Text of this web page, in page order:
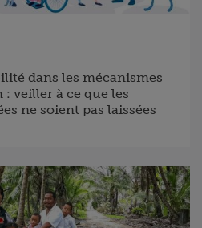
dans les mécanismes
veiller à ce que les
ne soient pas laissées